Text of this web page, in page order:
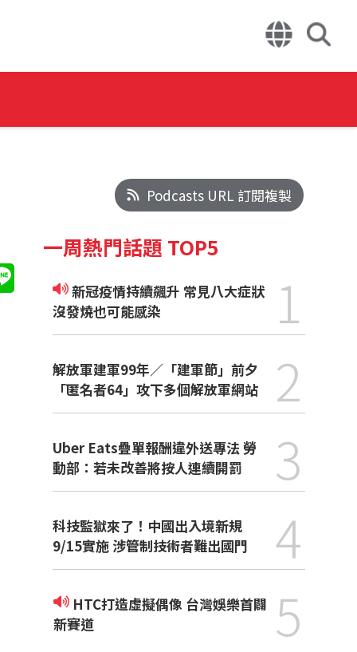
Podcasts URL 訂閱複製
一周熱門話題 TOP5
新冠疫情持續飆升 常見八大症狀
沒發燒也可能感染
1
解放軍建軍99年／「建軍節」前夕
「匿名者64」攻下多個解放軍網站
2
Uber Eats疊單報酬違外送專法 勞
動部：若未改善將按人連續開罰
3
科技監獄來了！中國出入境新規
9/15實施 涉管制技術者難出國門
4
新賽道
5